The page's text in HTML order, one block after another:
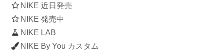
NIKE 近日発売
NIKE 発売中
NIKE LAB
NIKE By You カスタム